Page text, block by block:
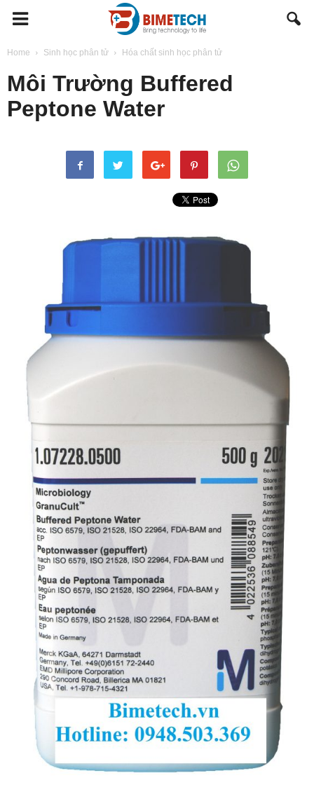
BIMETECH
Home Sinh học phân tử Hóa chất sinh học phân tử
Môi Trường Buffered
Peptone Water